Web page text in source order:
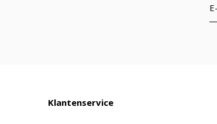
Klantenservice